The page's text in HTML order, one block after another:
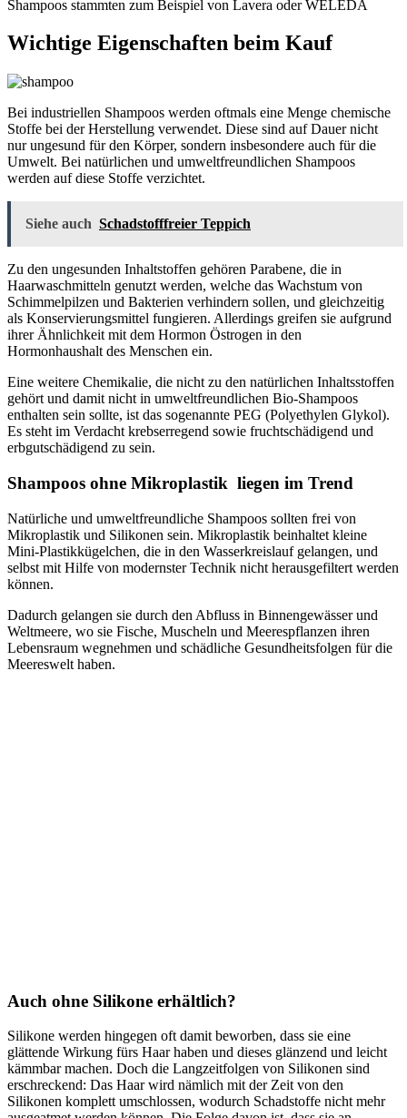
Shampoos stammten zum Beispiel von Lavera oder WELEDA
Wichtige Eigenschaften beim Kauf
Bei industriellen Shampoos werden oftmals eine Menge chemische
Stoffe bei der Herstellung verwendet. Diese sind auf Dauer nicht
nur ungesund für den Körper, sondern insbesondere auch für die
Umwelt. Bei natürlichen und umweltfreundlichen Shampoos
werden auf diese Stoffe verzichtet.
Siehe auch Schadstofffreier Teppich
Zu den ungesunden Inhaltstoffen gehören Parabene, die in
Haarwaschmitteln genutzt werden, welche das Wachstum von
Schimmelpilzen und Bakterien verhindern sollen, und gleichzeitig
als Konservierungsmittel fungieren. Allerdings greifen sie aufgrund
ihrer Ähnlichkeit mit dem Hormon Östrogen in den
Hormonhaushalt des Menschen ein.
Eine weitere Chemikalie, die nicht zu den natürlichen Inhaltsstoffen
gehört und damit nicht in umweltfreundlichen Bio-Shampoos
enthalten sein sollte, ist das sogenannte PEG (Polyethylen Glykol).
Es steht im Verdacht krebserregend sowie fruchtschädigend und
erbgutschädigend zu sein.
Shampoos ohne Mikroplastik liegen im Trend
Natürliche und umweltfreundliche Shampoos sollten frei von
Mikroplastik und Silikonen sein. Mikroplastik beinhaltet kleine
Mini-Plastikkügelchen, die in den Wasserkreislauf gelangen, und
selbst mit Hilfe von modernster Technik nicht herausgefiltert werden
können.
Dadurch gelangen sie durch den Abfluss in Binnengewässer und
Weltmeere, wo sie Fische, Muscheln und Meerespflanzen ihren
Lebensraum wegnehmen und schädliche Gesundheitsfolgen für die
Meereswelt haben.
Auch ohne Silikone erhältlich?
Silikone werden hingegen oft damit beworben, dass sie eine
glättende Wirkung fürs Haar haben und dieses glänzend und leicht
kämmbar machen. Doch die Langzeitfolgen von Silikonen sind
erschreckend: Das Haar wird nämlich mit der Zeit von den
Silikonen komplett umschlossen, wodurch Schadstoffe nicht mehr